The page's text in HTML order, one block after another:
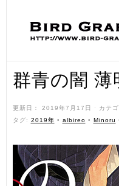
群青の闇 薄
更新日： 2019年7月17日 ˑ カテゴ
タグ: 2019年 • albireo • Minoru